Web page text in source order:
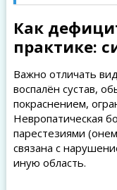
Как
практике:
Важно отличать
воспалён сустав,
покраснением,
Невропатическая
парестезиями
связана с
иную область.